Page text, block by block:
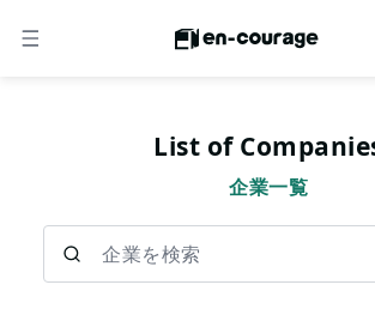
メニュー
List of
企業一覧